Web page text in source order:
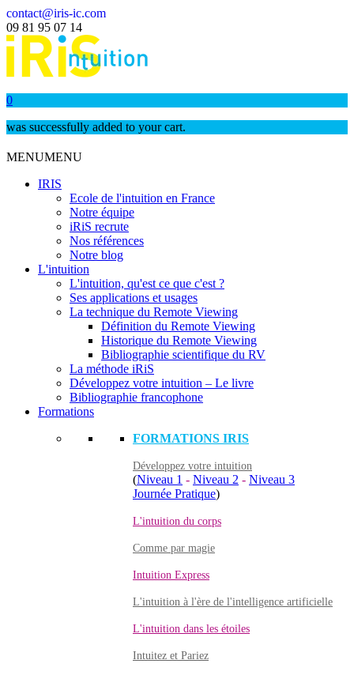
contact@iris-ic.com
09 81 95 07 14
0
was successfully added to your cart.
MENUMENU
IRIS
Ecole de l'intuition en France
Notre équipe
iRiS recrute
Nos références
Notre blog
L'intuition
L'intuition, qu'est ce que c'est ?
Ses applications et usages
La technique du Remote Viewing
Définition du Remote Viewing
Historique du Remote Viewing
Bibliographie scientifique du RV
La méthode iRiS
Développez votre intuition – Le livre
Bibliographie francophone
Formations
FORMATIONS IRIS
Développez votre intuition
(Niveau 1 - Niveau 2 - Niveau 3
Journée Pratique)
L'intuition du corps
Comme par magie
Intuition Express
L'intuition à l'ère de l'intelligence artificielle
L'intuition dans les étoiles
Intuitez et Pariez